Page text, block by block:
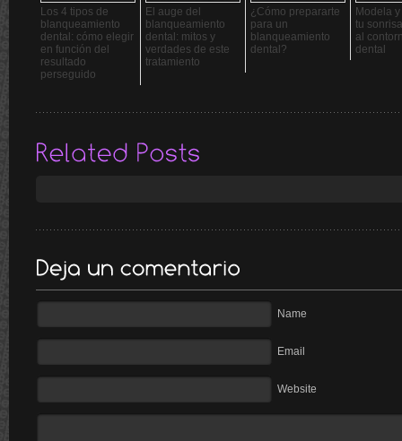
Los 4 tipos de
blanqueamiento
dental: cómo elegir
en función del
resultado
perseguido
El auge del
blanqueamiento
dental: mitos y
verdades de este
tratamiento
¿Cómo prepararte
para un
blanqueamiento
dental?
Modela
tu
al
dental
Name
Email
Website